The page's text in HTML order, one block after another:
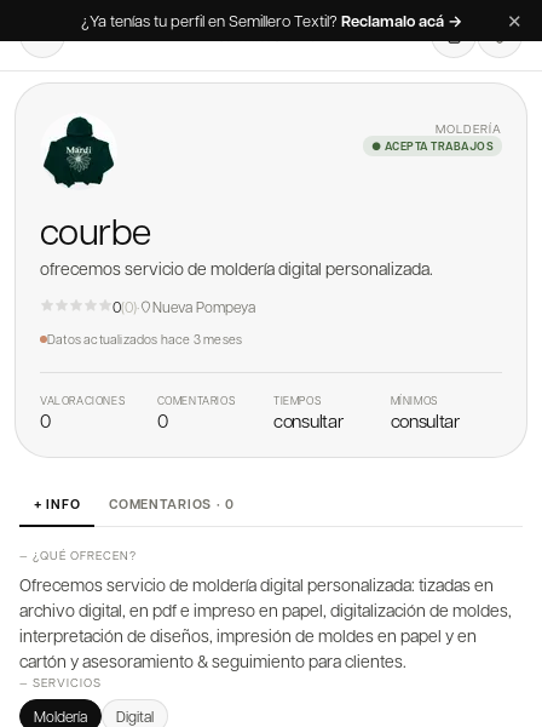
¿Ya tenías tu perfil en Semillero Textil? Reclamalo acá → ✕
MOLDERÍA
● ACEPTA TRABAJOS
courbe
ofrecemos servicio de moldería digital personalizada.
0(0)· Nueva Pompeya
Datos actualizados hace 3 meses
VALORACIONES
0
COMENTARIOS
0
TIEMPOS
consultar
MÍNIMOS
consultar
+ INFO COMENTARIOS · 0
— ¿QUÉ OFRECEN?
Ofrecemos servicio de moldería digital personalizada: tizadas en
archivo digital, en pdf e impreso en papel, digitalización de moldes,
interpretación de diseños, impresión de moldes en papel y en
cartón y asesoramiento & seguimiento para clientes.
— SERVICIOS
Moldería Digital